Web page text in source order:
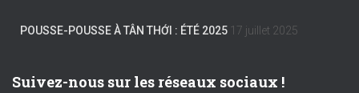
POUSSE-POUSSE À TÂN THỚI : ÉTÉ 2025 17 juillet 2025
Suivez-nous sur les réseaux sociaux !